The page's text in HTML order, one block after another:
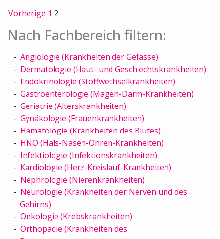
Vorherige 1 2
Nach Fachbereich filtern:
Angiologie (Krankheiten der Gefässe)
Dermatologie (Haut- und Geschlechtskrankheiten)
Endokrinologie (Stoffwechselkrankheiten)
Gastroenterologie (Magen-Darm-Krankheiten)
Geriatrie (Alterskrankheiten)
Gynäkologie (Frauenkrankheiten)
Hämatologie (Krankheiten des Blutes)
HNO (Hals-Nasen-Ohren-Krankheiten)
Infektiologie (Infektionskrankheiten)
Kardiologie (Herz-Kreislauf-Krankheiten)
Nephrologie (Nierenkrankheiten)
Neurologie (Krankheiten der Nerven und des
Gehirns)
Onkologie (Krebskrankheiten)
Orthopädie (Krankheiten des